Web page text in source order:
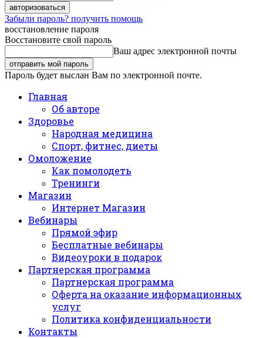
Забыли пароль? получить помощь
восстановление пароля
Восстановите свой пароль
Ваш адрес электронной почты
Пароль будет выслан Вам по электронной почте.
Главная
Об авторе
Здоровье
Народная медицина
Спорт, фитнес, диеты
Омоложение
Как помолодеть
Тренинги
Магазин
Интернет Магазин
Вебинары
Прямой эфир
Бесплатные вебинары
Видеоуроки в подарок
Партнерская программа
Партнерская программа
Оферта на оказание информационных
услуг
Политика конфиденциальности
Контакты